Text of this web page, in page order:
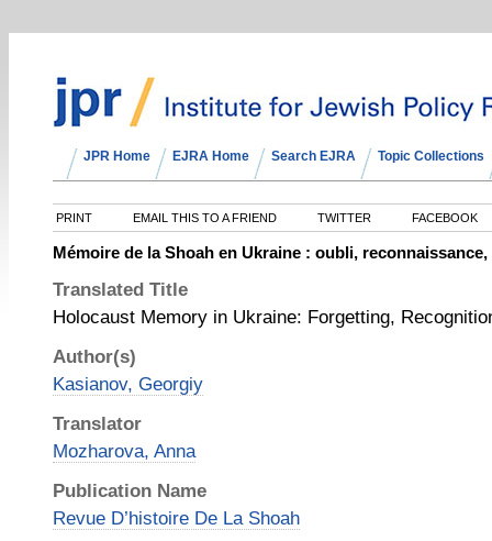
JPR Home EJRA Home Search EJRA Topic Collections
PRINT EMAIL THIS TO A FRIEND TWITTER FACEBOOK
Mémoire de la Shoah en Ukraine : oubli,
Translated Title
Holocaust Memory in Ukraine: Forgetting,
Author(s)
Kasianov, Georgiy
Translator
Mozharova, Anna
Publication Name
Revue D’histoire De La Shoah